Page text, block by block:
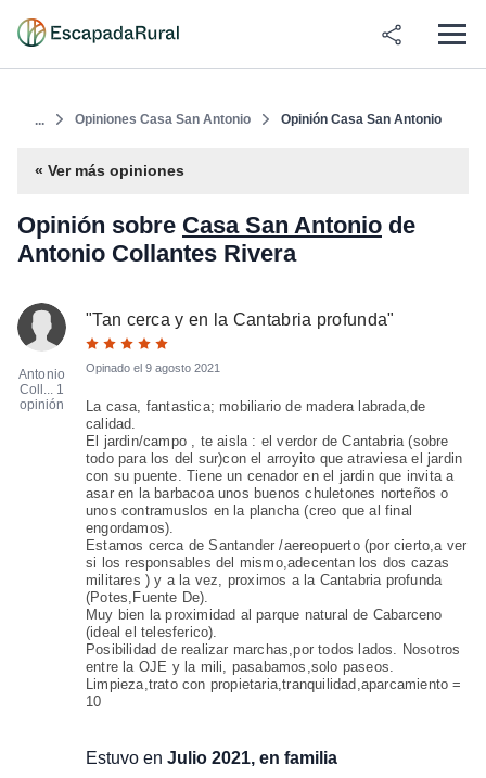
... Opiniones Casa San Antonio Opinión Casa San Antonio
« Ver más opiniones
Opinión sobre Casa San Antonio de
Antonio Collantes Rivera
Antonio
Coll... 1
opinión
"Tan cerca y en la Cantabria profunda"
Opinado el 9 agosto 2021
La casa, fantastica; mobiliario de madera labrada,de
calidad.
El jardin/campo , te aisla : el verdor de Cantabria (sobre
todo para los del sur)con el arroyito que atraviesa el jardin
con su puente. Tiene un cenador en el jardin que invita a
asar en la barbacoa unos buenos chuletones norteños o
unos contramuslos en la plancha (creo que al final
engordamos).
Estamos cerca de Santander /aereopuerto (por cierto,a ver
si los responsables del mismo,adecentan los dos cazas
militares ) y a la vez, proximos a la Cantabria profunda
(Potes,Fuente De).
Muy bien la proximidad al parque natural de Cabarceno
(ideal el telesferico).
Posibilidad de realizar marchas,por todos lados. Nosotros
entre la OJE y la mili, pasabamos,solo paseos.
Limpieza,trato con propietaria,tranquilidad,aparcamiento =
10
Estuvo en Julio 2021, en familia